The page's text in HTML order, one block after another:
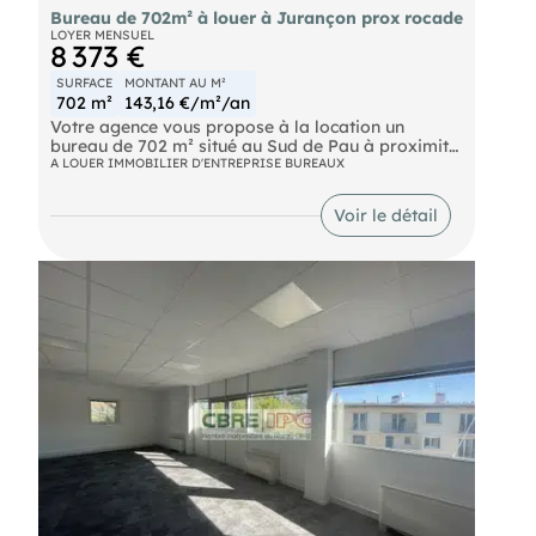
Bureau de 702m² à louer à Jurançon prox rocade
LOYER MENSUEL
8 373 €
SURFACE
702 m²
MONTANT AU M²
143,16 €/m²/an
Votre agence vous propose à la location un
bureau de 702 m² situé au Sud de Pau à proximité
de la rocade.
Caractéristiques financières :
- Loyer compétitif : 143,13 €/m²/an, non soumis à
- Charges tout compris : 72,82 €/m²/an ;
- Taxe foncière prise en charge par le bailleur ;
- Bail commercial ;
- Dépôt de garantie : 3 mois de loyer.
Les charges comprennent : Maintenance, Ménages
des locaux, Gardiennage, Electricité, Eau et TOM.
A LOUER IMMOBILIER D'ENTREPRISE BUREAUX
Voir le détail